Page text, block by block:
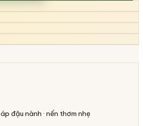
đậu nành · nến thơm nhẹ